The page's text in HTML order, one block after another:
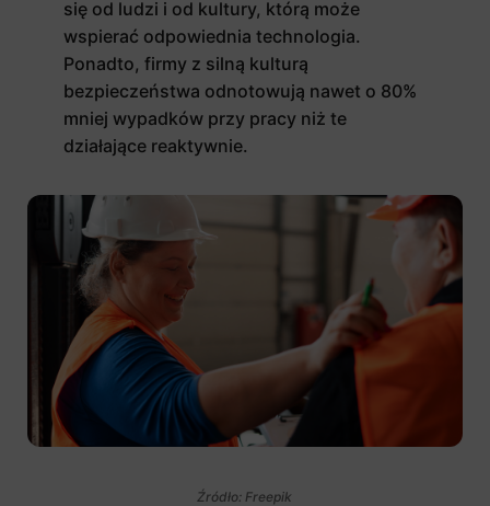
się od ludzi i od kultury, którą może
wspierać odpowiednia technologia.
Ponadto, firmy z silną kulturą
bezpieczeństwa odnotowują nawet o 80%
mniej wypadków przy pracy niż te
działające reaktywnie.
Źródło: Freepik